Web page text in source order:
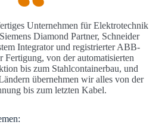
Unternehmen für Elektrotechnik
Diamond Partner, Schneider
Integrator und registrierter ABB-
Fertigung, von der automatisierten
bis zum Stahlcontainerbau, und
übernehmen wir alles von der
bis zum letzten Kabel.